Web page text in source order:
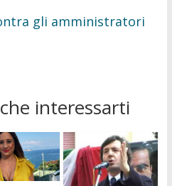
gli amministratori
interessarti